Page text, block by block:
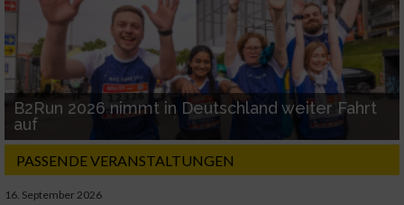
B2Run 2026 nimmt in Deutschland weiter Fahrt
auf
PASSENDE VERANSTALTUNGEN
16. September 2026